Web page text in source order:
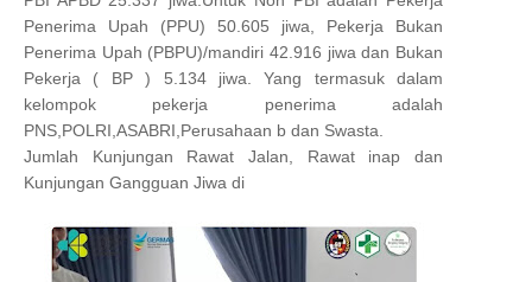
Penerima Upah (PPU) 50.605 jiwa, Pekerja Bukan
Penerima Upah (PBPU)/mandiri 42.916 jiwa dan Bukan
Pekerja ( BP ) 5.134 jiwa. Yang termasuk dalam
kelompok pekerja penerima adalah
PNS,POLRI,ASABRI,Perusahaan b dan Swasta.
Jumlah Kunjungan Rawat Jalan, Rawat inap dan
Kunjungan Gangguan Jiwa di